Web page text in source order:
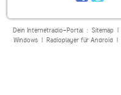
Dein Internetradio-Portal : Sitemap|
Windows| Radioplayer für Android|